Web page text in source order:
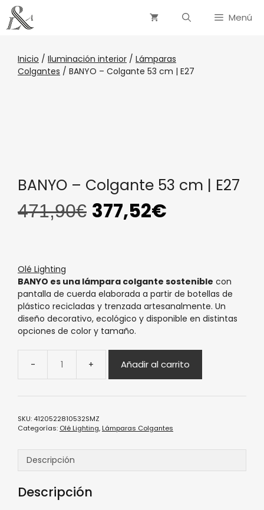
Menú
Inicio / Iluminación interior / Lámparas
Colgantes / BANYO – Colgante 53 cm | E27
BANYO – Colgante 53 cm | E27
471,90€ 377,52€
Olé Lighting
BANYO es una lámpara colgante sostenible con
pantalla de cuerda elaborada a partir de botellas de
plástico recicladas y trenzada artesanalmente. Un
diseño decorativo, ecológico y disponible en distintas
opciones de color y tamaño.
Añadir al carrito
SKU: 4120522810532SMZ
Categorías: Olé Lighting,Lámparas Colgantes
Descripción
Descripción